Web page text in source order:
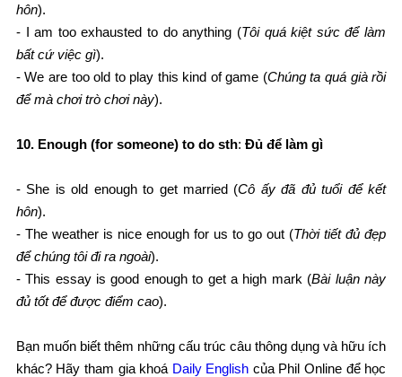
hôn).
- I am too exhausted to do anything (Tôi quá kiệt sức để làm
bất cứ việc gì).
- We are too old to play this kind of game (Chúng ta quá già rồi
để mà chơi trò chơi này).
10. Enough (for someone) to do sth: Đủ để làm gì
- She is old enough to get married (Cô ấy đã đủ tuổi để kết
hôn).
- The weather is nice enough for us to go out (Thời tiết đủ đẹp
để chúng tôi đi ra ngoài).
- This essay is good enough to get a high mark (Bài luận này
đủ tốt để được điểm cao).
Bạn muốn biết thêm những cấu trúc câu thông dụng và hữu ích
khác? Hãy tham gia khoá Daily English của Phil Online để học